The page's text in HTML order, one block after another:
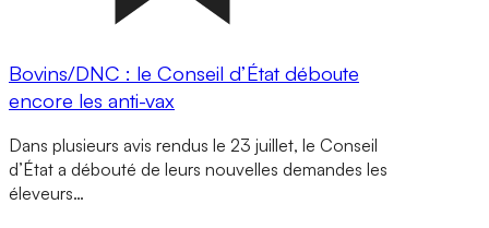
Bovins/DNC : le Conseil d’État déboute
encore les anti-vax
Dans plusieurs avis rendus le 23 juillet, le Conseil
d’État a débouté de leurs nouvelles demandes les
éleveurs…